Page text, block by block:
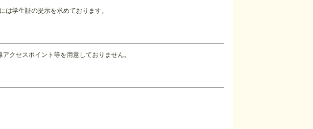
学生証の提示を求めております。
クセスポイント等を用意しておりません。